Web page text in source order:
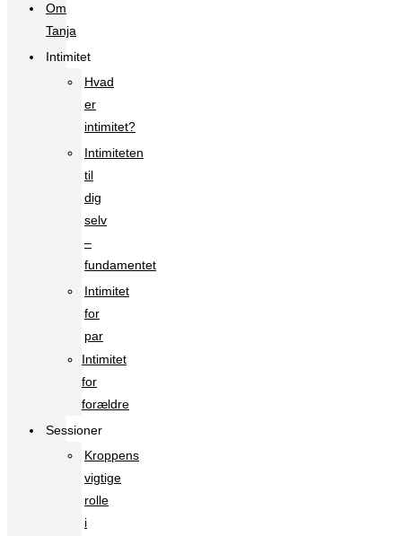
Om
Tanja
Intimitet
Hvad
er
intimitet?
Intimiteten
til
dig
selv
–
fundamentet
Intimitet
for
par
Intimitet
for
forældre
Sessioner
Kroppens
vigtige
rolle
i